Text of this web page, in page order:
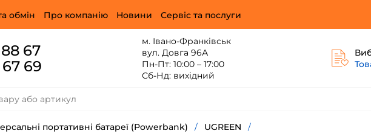
обмін Про компанію Новини Сервіс та послуги
67
69
м. Івано-Франківськ
вул. Довга 96А
Пн-Пт: 10:00 – 17:00
Сб-Нд: вихідний
портативні батареї (Powerbank) / UGREEN /